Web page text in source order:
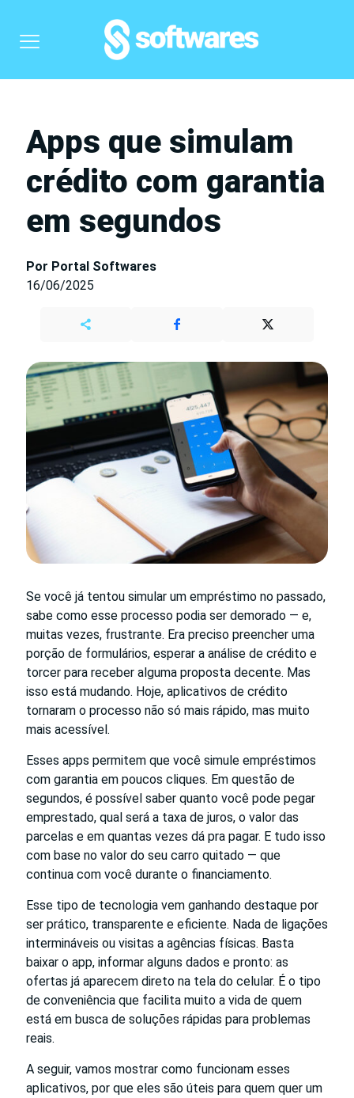
Apps que simulam
crédito com garantia
em segundos
Por Portal Softwares
16/06/2025
Se você já tentou simular um empréstimo no passado,
sabe como esse processo podia ser demorado — e,
muitas vezes, frustrante. Era preciso preencher uma
porção de formulários, esperar a análise de crédito e
torcer para receber alguma proposta decente. Mas
isso está mudando. Hoje, aplicativos de crédito
tornaram o processo não só mais rápido, mas muito
mais acessível.
Esses apps permitem que você simule empréstimos
com garantia em poucos cliques. Em questão de
segundos, é possível saber quanto você pode pegar
emprestado, qual será a taxa de juros, o valor das
parcelas e em quantas vezes dá pra pagar. E tudo isso
com base no valor do seu carro quitado — que
continua com você durante o financiamento.
Esse tipo de tecnologia vem ganhando destaque por
ser prático, transparente e eficiente. Nada de ligações
intermináveis ou visitas a agências físicas. Basta
baixar o app, informar alguns dados e pronto: as
ofertas já aparecem direto na tela do celular. É o tipo
de conveniência que facilita muito a vida de quem
está em busca de soluções rápidas para problemas
reais.
A seguir, vamos mostrar como funcionam esses
aplicativos, por que eles são úteis para quem quer um